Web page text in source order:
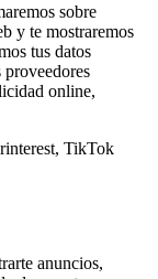
sobre
y te mostraremos
tus datos
proveedores
online,
TikTok
anuncios,